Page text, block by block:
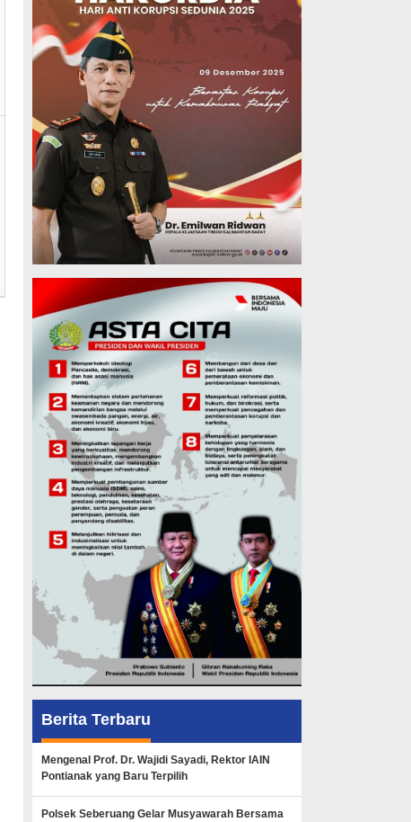
Berita Terbaru
Mengenal Prof. Dr. Wajidi Sayadi, Rektor IAIN
Pontianak yang Baru Terpilih
Polsek Seberuang Gelar Musyawarah Bersama